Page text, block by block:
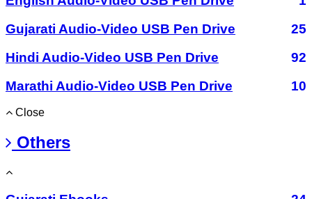
Gujarati Audio-Video USB Pen Drive
25
Hindi Audio-Video USB Pen Drive
92
Marathi Audio-Video USB Pen Drive
10
Close
Others